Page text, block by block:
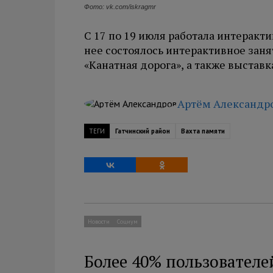
Фото: vk.com/iskragmr
С 17 по 19 июля работала
нее состоялось интерактивное
«Канатная дорога», а также
Артём
ТЕГИ Гатчинский район Вахта памяти
Новости Социум
Более 40%